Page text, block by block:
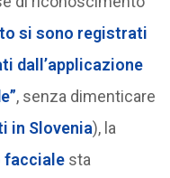
si sono registrati
dall’applicazione
, senza dimenticare
in Slovenia), la
faccialesta